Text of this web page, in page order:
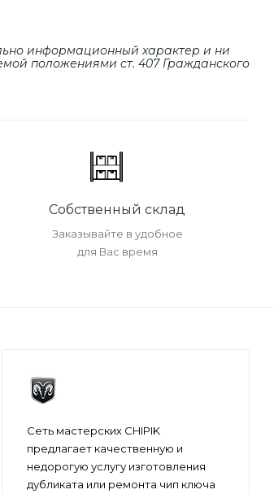
информационный характер и ни
положениями cт. 407 Гражданского
Собственный склад
Заказывайте в удобное
для Вас время
Сеть мастерских CHIPIK
предлагает качественную и
недорогую услугу изготовления
дубликата или ремонта чип ключа